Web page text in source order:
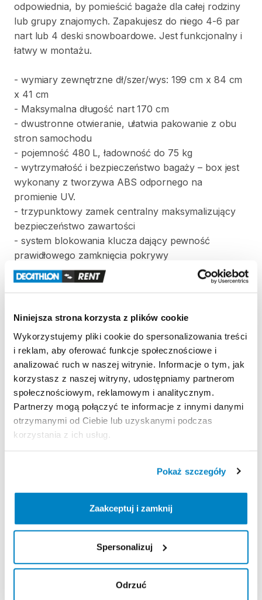
Niniejsza strona korzysta z plików cookie
Wykorzystujemy pliki cookie do spersonalizowania treści
i reklam, aby oferować funkcje społecznościowe i
analizować ruch w naszej witrynie. Informacje o tym, jak
korzystasz z naszej witryny, udostępniamy partnerom
społecznościowym, reklamowym i analitycznym.
Partnerzy mogą połączyć te informacje z innymi danymi
otrzymanymi od Ciebie lub uzyskanymi podczas
korzystania z ich usług.
Pokaż szczegóły
Zaakceptuj i zamknij
Spersonalizuj
Odrzuć
odpowiednia​,​ by pomieścić bagaże dla całej rodziny
lub grupy znajomych. Zapakujesz do niego 4-6 par
nart lub 4 deski snowboardowe. Jest funkcjonalny i
łatwy w montażu.
- wymiary zewnętrzne dł​/​szer​/​wys: 199 cm x 84 cm
x 41 cm
- Maksymalna długość nart 170 cm
- dwustronne otwieranie​,​ ułatwia pakowanie z obu
stron samochodu
- pojemność 480 L​,​ ładowność do 75 kg
- wytrzymałość i bezpieczeństwo bagaży – box jest
wykonany z tworzywa ABS odpornego na
promienie UV.
- trzypunktowy zamek centralny maksymalizujący
bezpieczeństwo zawartości
- system blokowania klucza dający pewność
prawidłowego zamknięcia pokrywy
- montaż na belkach aluminiowych do
szerokości 9cm
szybki i bezproblemowy montaż (rozstaw
- taśmy do mocowania bagażu zwiększające
bezpieczeństwo
akcesoriów
-
City Crash Test
Zasady wypożyczenia
REGULAMIN
wypożyczalnię partnerską. Zapoznaj się z jej
regulaminem wypożyczeń.
Regulamin wypożyczalni
niezbędnego do spisania umowy wypożyczenia.